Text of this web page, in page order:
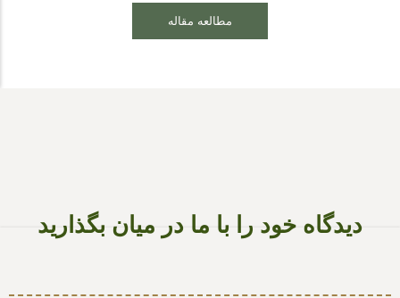
مطالعه مقاله
دیدگاه خود را با ما در میان بگذارید